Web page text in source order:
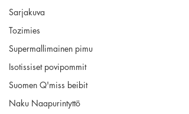
Sarjakuva
Tozimies
Supermallimainen pimu
Isotissiset povipommit
Suomen Q'miss beibit
Naku Naapurintyttö